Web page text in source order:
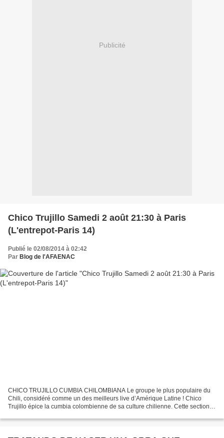
Publicité
Chico Trujillo Samedi 2 août 21:30 à Paris
(L'entrepot-Paris 14)
Publié le 02/08/2014 à 02:42
Par Blog de l'AFAENAC
CHICO TRUJILLO CUMBIA CHILOMBIANA Le groupe le plus populaire du
Chili, considéré comme un des meilleurs live d’Amérique Latine ! Chico
Trujillo épice la cumbia colombienne de sa culture chilienne. Cette section